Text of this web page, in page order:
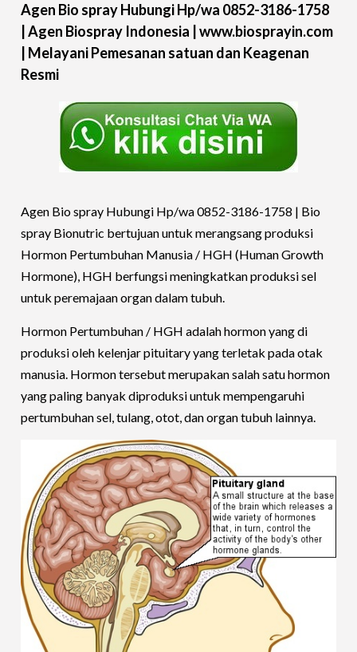
Agen Bio spray Hubungi Hp/wa 0852-3186-1758
| Agen Biospray Indonesia | www.biosprayin.com
| Melayani Pemesanan satuan dan Keagenan
Resmi
Agen Bio spray Hubungi Hp/wa 0852-3186-1758 | Bio
spray Bionutric bertujuan untuk merangsang produksi
Hormon Pertumbuhan Manusia / HGH (Human Growth
Hormone), HGH berfungsi meningkatkan produksi sel
untuk peremajaan organ dalam tubuh.
Hormon Pertumbuhan / HGH adalah hormon yang di
produksi oleh kelenjar pituitary yang terletak pada otak
manusia. Hormon tersebut merupakan salah satu hormon
yang paling banyak diproduksi untuk mempengaruhi
pertumbuhan sel, tulang, otot, dan organ tubuh lainnya.